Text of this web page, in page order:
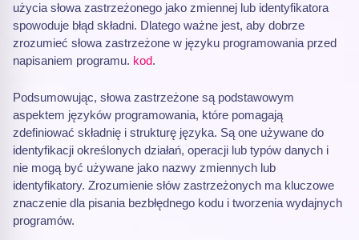
użycia słowa zastrzeżonego jako zmiennej lub identyfikatora
spowoduje błąd składni. Dlatego ważne jest, aby dobrze
zrozumieć słowa zastrzeżone w języku programowania przed
napisaniem programu. kod.
Podsumowując, słowa zastrzeżone są podstawowym
aspektem języków programowania, które pomagają
zdefiniować składnię i strukturę języka. Są one używane do
identyfikacji określonych działań, operacji lub typów danych i
nie mogą być używane jako nazwy zmiennych lub
identyfikatory. Zrozumienie słów zastrzeżonych ma kluczowe
znaczenie dla pisania bezbłędnego kodu i tworzenia wydajnych
programów.